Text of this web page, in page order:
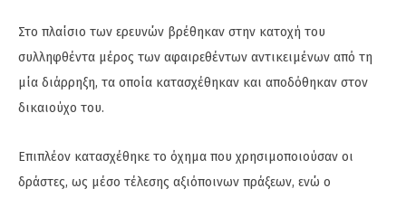
Στο πλαίσιο των ερευνών βρέθηκαν στην κατοχή του
συλληφθέντα μέρος των αφαιρεθέντων αντικειμένων από τη
μία διάρρηξη, τα οποία κατασχέθηκαν και αποδόθηκαν στον
δικαιούχο του.
Επιπλέον κατασχέθηκε το όχημα που χρησιμοποιούσαν οι
δράστες, ως μέσο τέλεσης αξιόποινων πράξεων, ενώ ο